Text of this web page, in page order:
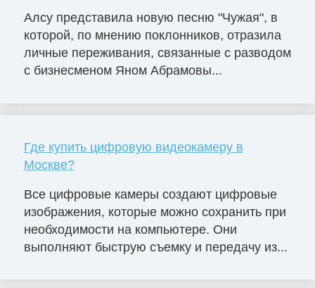
Алсу представила новую песню "Чужая", в
которой, по мнению поклонников, отразила
личные переживания, связанные с разводом
с бизнесменом Яном Абрамовы...
Где купить цифровую видеокамеру в
Москве?
Все цифровые камеры создают цифровые
изображения, которые можно сохранить при
необходимости на компьютере. Они
выполняют быструю съемку и передачу из...